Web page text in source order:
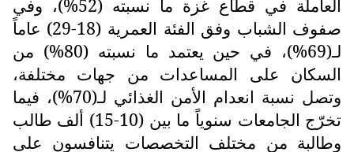
العاملة في قطاع غزة ما نسبته (52%)، وفي
صفوف الشباب وفق الفئة العمرية (18-29) عاماً
لـ(69%)، في حين يعتمد ما نسبته (80%) من
السكان على المساعدات من جهات مختلفة،
وتصل نسبة انعدام الأمن الغذائي لـ(70%)، فيما
تخرّج الجامعات سنوياً ما بين (10-15) ألف طالب
وطالبة من مختلف التخصصات يتنافسون على